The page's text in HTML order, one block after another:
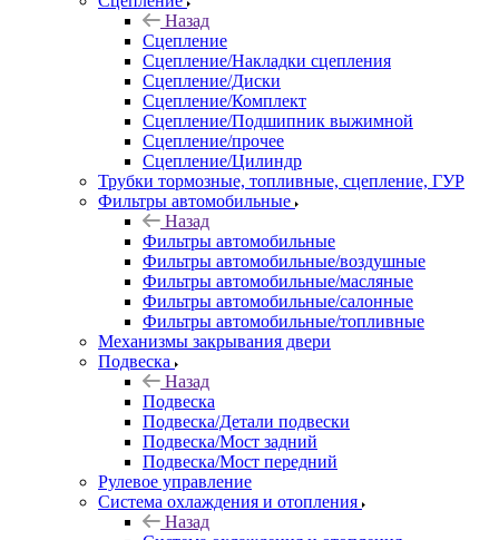
Назад
Сцепление
Сцепление/Накладки сцепления
Сцепление/Диски
Сцепление/Комплект
Сцепление/Подшипник выжимной
Сцепление/прочее
Сцепление/Цилиндр
Трубки тормозные, топливные, сцепление, ГУР
Фильтры автомобильные
Назад
Фильтры автомобильные
Фильтры автомобильные/воздушные
Фильтры автомобильные/масляные
Фильтры автомобильные/салонные
Фильтры автомобильные/топливные
Механизмы закрывания двери
Подвеска
Назад
Подвеска
Подвеска/Детали подвески
Подвеска/Мост задний
Подвеска/Мост передний
Рулевое управление
Система охлаждения и отопления
Назад